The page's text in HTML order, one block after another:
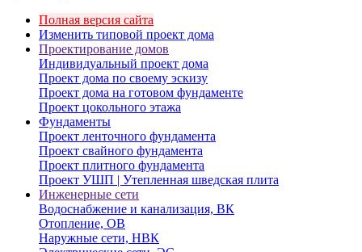
Полная версия сайта
Изменить типовой проект дома
Проектирование домов
Индивидуальный проект дома
Проект дома по своему эскизу
Проект дома на готовом фундаменте
Проект цокольного этажа
Фундаменты
Проект ленточного фундамента
Проект свайного фундамента
Проект плитного фундамента
Проект УШП | Утепленная шведская плита
Инженерные сети
Водоснабжение и канализация, ВК
Отопление, ОВ
Наружные сети, НВК